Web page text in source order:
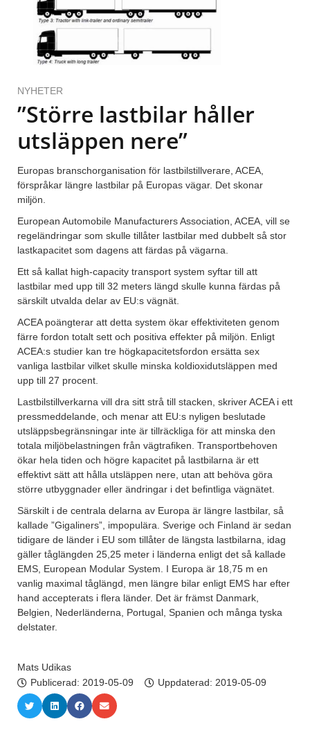
NYHETER
”Större lastbilar håller
utsläppen nere”
Europas branschorganisation för lastbilstillverare, ACEA,
förspråkar längre lastbilar på Europas vägar. Det skonar
miljön.
European Automobile Manufacturers Association, ACEA, vill se
regeländringar som skulle tillåter lastbilar med dubbelt så stor
lastkapacitet som dagens att färdas på vägarna.
Ett så kallat high-capacity transport system syftar till att
lastbilar med upp till 32 meters längd skulle kunna färdas på
särskilt utvalda delar av EU:s vägnät.
ACEA poängterar att detta system ökar effektiviteten genom
färre fordon totalt sett och positiva effekter på miljön. Enligt
ACEA:s studier kan tre högkapacitetsfordon ersätta sex
vanliga lastbilar vilket skulle minska koldioxidutsläppen med
upp till 27 procent.
Lastbilstillverkarna vill dra sitt strå till stacken, skriver ACEA i ett
pressmeddelande, och menar att EU:s nyligen beslutade
utsläppsbegränsningar inte är tillräckliga för att minska den
totala miljöbelastningen från vägtrafiken. Transportbehoven
ökar hela tiden och högre kapacitet på lastbilarna är ett
effektivt sätt att hålla utsläppen nere, utan att behöva göra
större utbyggnader eller ändringar i det befintliga vägnätet.
Särskilt i de centrala delarna av Europa är längre lastbilar, så
kallade ”Gigaliners”, impopulära. Sverige och Finland är sedan
tidigare de länder i EU som tillåter de längsta lastbilarna, idag
gäller tåglängden 25,25 meter i länderna enligt det så kallade
EMS, European Modular System. I Europa är 18,75 m en
vanlig maximal tåglängd, men längre bilar enligt EMS har efter
hand accepterats i flera länder. Det är främst Danmark,
Belgien, Nederländerna, Portugal, Spanien och många tyska
delstater.
Mats Udikas
Publicerad: 2019-05-09 Uppdaterad: 2019-05-09